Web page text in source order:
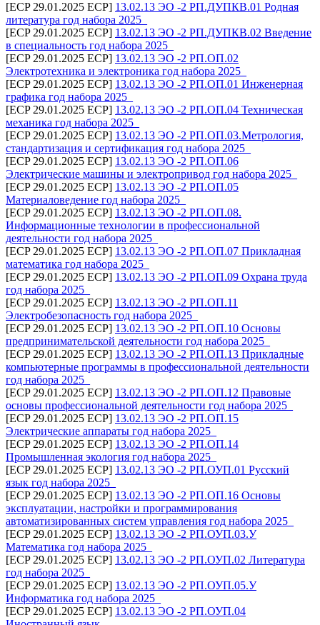
[ECP 29.01.2025 ECP] 13.02.13 ЭО -2 РП.ДУПКВ.01 Родная
литература год набора 2025_
[ECP 29.01.2025 ECP] 13.02.13 ЭО -2 РП.ДУПКВ.02 Введение
в специальность год набора 2025_
[ECP 29.01.2025 ECP] 13.02.13 ЭО -2 РП.ОП.02
Электротехника и электроника год набора 2025_
[ECP 29.01.2025 ECP] 13.02.13 ЭО -2 РП.ОП.01 Инженерная
графика год набора 2025_
[ECP 29.01.2025 ECP] 13.02.13 ЭО -2 РП.ОП.04 Техническая
механика год набора 2025_
[ECP 29.01.2025 ECP] 13.02.13 ЭО -2 РП.ОП.03.Метрология,
стандартизация и сертификация год набора 2025_
[ECP 29.01.2025 ECP] 13.02.13 ЭО -2 РП.ОП.06
Электрические машины и электропривод год набора 2025_
[ECP 29.01.2025 ECP] 13.02.13 ЭО -2 РП.ОП.05
Материаловедение год набора 2025_
[ECP 29.01.2025 ECP] 13.02.13 ЭО -2 РП.ОП.08.
Информационные технологии в профессиональной
деятельности год набора 2025_
[ECP 29.01.2025 ECP] 13.02.13 ЭО -2 РП.ОП.07 Прикладная
математика год набора 2025_
[ECP 29.01.2025 ECP] 13.02.13 ЭО -2 РП.ОП.09 Охрана труда
год набора 2025_
[ECP 29.01.2025 ECP] 13.02.13 ЭО -2 РП.ОП.11
Электробезопасность год набора 2025_
[ECP 29.01.2025 ECP] 13.02.13 ЭО -2 РП.ОП.10 Основы
предпринимательской деятельности год набора 2025_
[ECP 29.01.2025 ECP] 13.02.13 ЭО -2 РП.ОП.13 Прикладные
компьютерные программы в профессиональной деятельности
год набора 2025_
[ECP 29.01.2025 ECP] 13.02.13 ЭО -2 РП.ОП.12 Правовые
основы профессиональной деятельности год набора 2025_
[ECP 29.01.2025 ECP] 13.02.13 ЭО -2 РП.ОП.15
Электрические аппараты год набора 2025_
[ECP 29.01.2025 ECP] 13.02.13 ЭО -2 РП.ОП.14
Промышленная экология год набора 2025_
[ECP 29.01.2025 ECP] 13.02.13 ЭО -2 РП.ОУП.01 Русский
язык год набора 2025_
[ECP 29.01.2025 ECP] 13.02.13 ЭО -2 РП.ОП.16 Основы
эксплуатации, настройки и программирования
автоматизированных систем управления год набора 2025_
[ECP 29.01.2025 ECP] 13.02.13 ЭО -2 РП.ОУП.03.У
Математика год набора 2025_
[ECP 29.01.2025 ECP] 13.02.13 ЭО -2 РП.ОУП.02 Литература
год набора 2025_
[ECP 29.01.2025 ECP] 13.02.13 ЭО -2 РП.ОУП.05.У
Информатика год набора 2025_
[ECP 29.01.2025 ECP] 13.02.13 ЭО -2 РП.ОУП.04